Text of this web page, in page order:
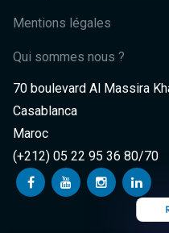
Mentions légales
Qui sommes nous ?
70 boulevard Al Massira
Casablanca
Maroc
(+212) 05 22 95 36 80/70